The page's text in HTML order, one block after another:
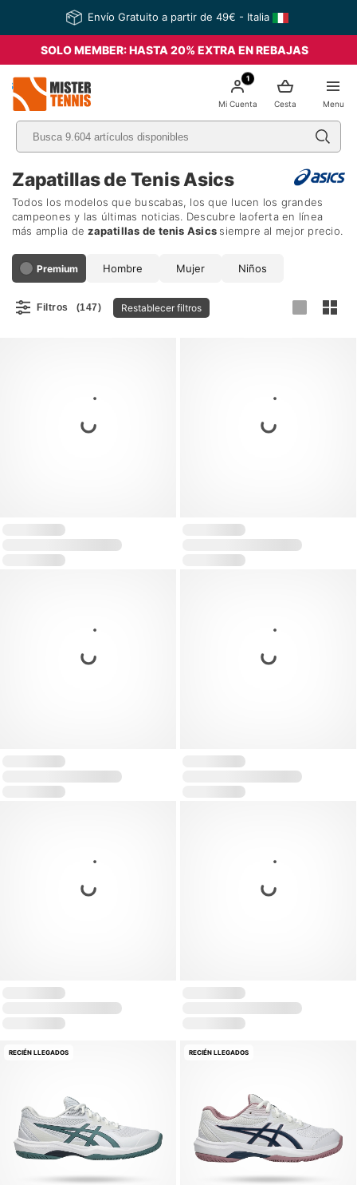
Envío Gratuito a partir de 49€ - Italia
SOLO MEMBER: HASTA 20% EXTRA EN REBAJAS
Menu
Cesta
1
Mi Cuenta
Zapatillas de Tenis Asics
Todos los modelos que buscabas, los que lucen los grandes
campeones y las últimas noticias. Descubre laoferta en línea
más amplia dezapatillas de tenis Asics siempre al mejor precio.
Premium Hombre Mujer Niños
Filtros (147) Restablecer filtros
RECIÉN LLEGADOS RECIÉN LLEGADOS